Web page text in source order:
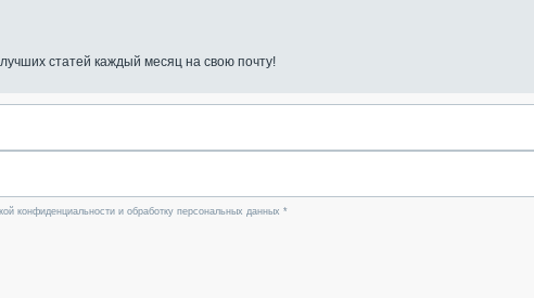
статей каждый месяц на свою почту!
конфиденциальности и обработку персональных данных *